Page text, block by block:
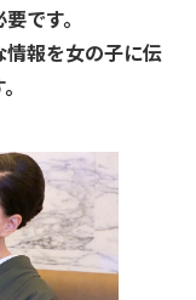
です。
報を女の子に伝